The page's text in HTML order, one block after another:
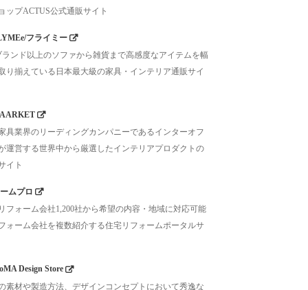
ップACTUS公式通販サイト
フライミー
ランド以上のソファから雑貨まで高感度なアイテムを幅
り揃えている日本最大級の家具・インテリア通販サイ
具業界のリーディングカンパニーであるインターオフ
運営する世界中から厳選したインテリアプロダクトの
イト
ムプロ
フォーム会社1,200社から希望の内容・地域に対応可能
ォーム会社を複数紹介する住宅リフォームポータルサ
Design Store
素材や製造方法、デザインコンセプトにおいて秀逸な